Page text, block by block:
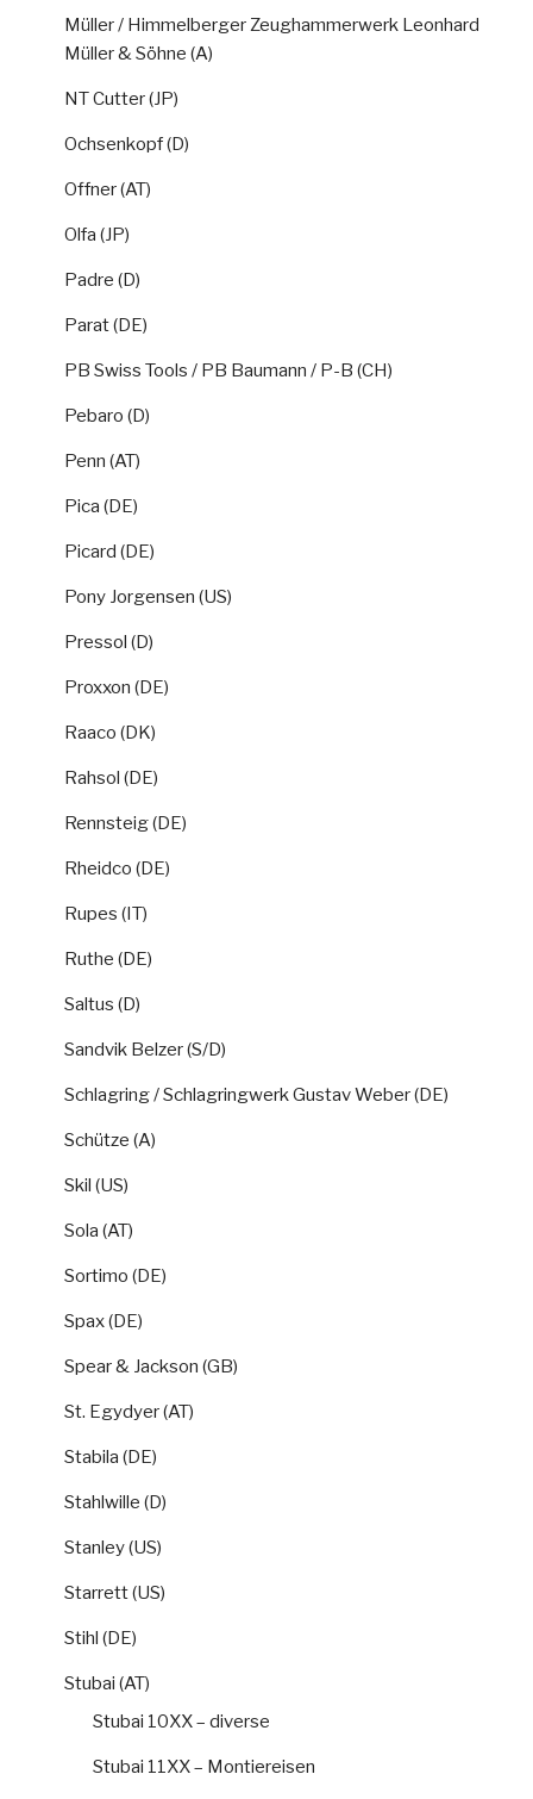
Müller / Himmelberger Zeughammerwerk Leonhard
Müller & Söhne (A)
NT Cutter (JP)
Ochsenkopf (D)
Offner (AT)
Olfa (JP)
Padre (D)
Parat (DE)
PB Swiss Tools / PB Baumann / P-B (CH)
Pebaro (D)
Penn (AT)
Pica (DE)
Picard (DE)
Pony Jorgensen (US)
Pressol (D)
Proxxon (DE)
Raaco (DK)
Rahsol (DE)
Rennsteig (DE)
Rheidco (DE)
Rupes (IT)
Ruthe (DE)
Saltus (D)
Sandvik Belzer (S/D)
Schlagring / Schlagringwerk Gustav Weber (DE)
Schütze (A)
Skil (US)
Sola (AT)
Sortimo (DE)
Spax (DE)
Spear & Jackson (GB)
St. Egydyer (AT)
Stabila (DE)
Stahlwille (D)
Stanley (US)
Starrett (US)
Stihl (DE)
Stubai (AT)
Stubai 10XX – diverse
Stubai 11XX – Montiereisen